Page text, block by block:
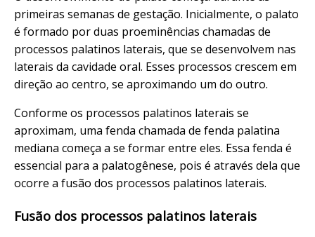
primeiras semanas de gestação. Inicialmente, o palato
é formado por duas proeminências chamadas de
processos palatinos laterais, que se desenvolvem nas
laterais da cavidade oral. Esses processos crescem em
direção ao centro, se aproximando um do outro.
Conforme os processos palatinos laterais se
aproximam, uma fenda chamada de fenda palatina
mediana começa a se formar entre eles. Essa fenda é
essencial para a palatogênese, pois é através dela que
ocorre a fusão dos processos palatinos laterais.
Fusão dos processos palatinos laterais